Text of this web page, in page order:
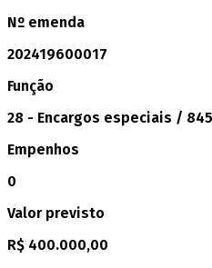
Nº emenda
202419600017
Função
28 - Encargos especiais /
Empenhos
0
Valor previsto
R$ 400.000,00